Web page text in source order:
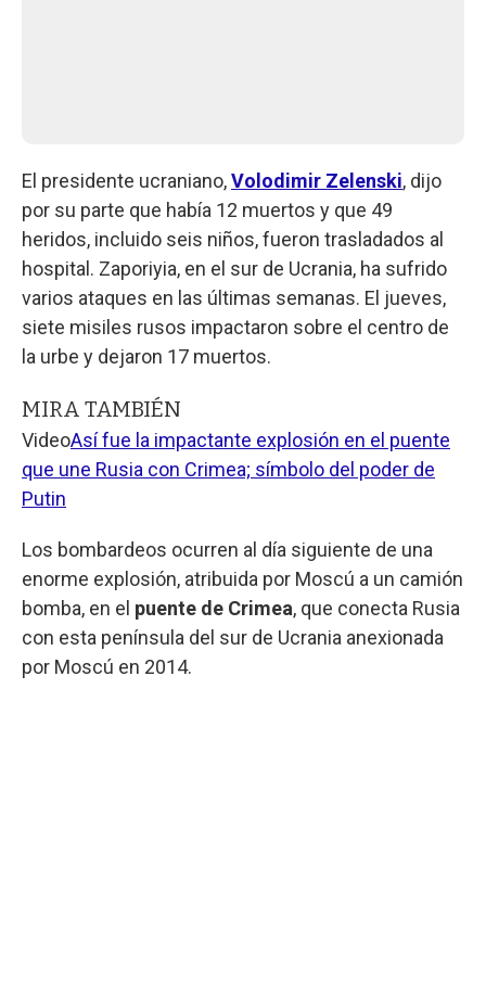
El presidente ucraniano,Volodimir Zelenski, dijo
por su parte que había 12 muertos y que 49
heridos, incluido seis niños, fueron trasladados al
hospital. Zaporiyia, en el sur de Ucrania, ha sufrido
varios ataques en las últimas semanas. El jueves,
siete misiles rusos impactaron sobre el centro de
la urbe y dejaron 17 muertos.
MIRA TAMBIÉN
VideoAsí fue la impactante explosión en el puente
que une Rusia con Crimea; símbolo del poder de
Putin
Los bombardeos ocurren al día siguiente de una
enorme explosión, atribuida por Moscú a un camión
bomba, en el puente de Crimea, que conecta Rusia
con esta península del sur de Ucrania anexionada
por Moscú en 2014.